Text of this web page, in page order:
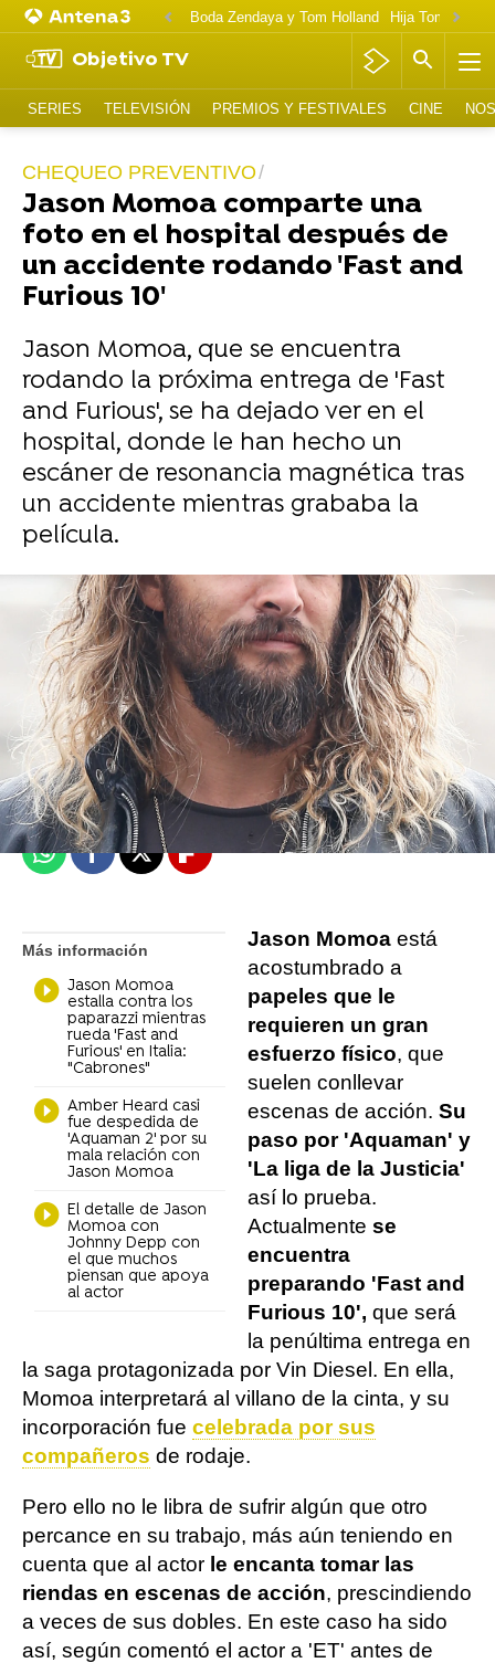
Boda Zendaya y Tom Holland Hija Tom
Objetivo TV
SERIES TELEVISIÓN PREMIOS Y FESTIVALES CINE
CHEQUEO PREVENTIVO
Jason Momoa comparte una
foto en el hospital después de
un accidente rodando 'Fast and
Furious 10'
Jason Momoa, que se encuentra
rodando la próxima entrega de 'Fast
and Furious', se ha dejado ver en el
hospital, donde le han hecho un
escáner de resonancia magnética tras
un accidente mientras grababa la
película.
Daniel Gómez
Madrid
Publicado:25 de mayo de 2022, 12:09
WhatsappFacebook
X Flipboard
Más información
Jason Momoa
estalla contra los
paparazzi mientras
rueda 'Fast and
Furious' en Italia:
"Cabrones"
Amber Heard casi
fue despedida de
'Aquaman 2' por su
mala relación con
Jason Momoa
El detalle de Jason
Momoa con
Johnny Depp con
el que muchos
piensan que apoya
al actor
Jason Momoa está
acostumbrado a
papeles que le
requieren un gran
esfuerzo físico, que
suelen conllevar
escenas de acción. Su
paso por 'Aquaman' y
'La liga de la Justicia'
así lo prueba.
Actualmente se
encuentra
preparando 'Fast and
Furious 10', que será
la penúltima entrega en
la saga protagonizada por Vin Diesel. En ella,
Momoa interpretará al villano de la cinta, y su
incorporación fue celebrada por sus
compañeros de rodaje.
Pero ello no le libra de sufrir algún que otro
percance en su trabajo, más aún teniendo en
cuenta que al actor le encanta tomar las
riendas en escenas de acción, prescindiendo
a veces de sus dobles. En este caso ha sido
así, según comentó el actor a 'ET' antes de